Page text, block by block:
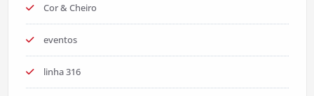
Cor & Cheiro
eventos
linha 316